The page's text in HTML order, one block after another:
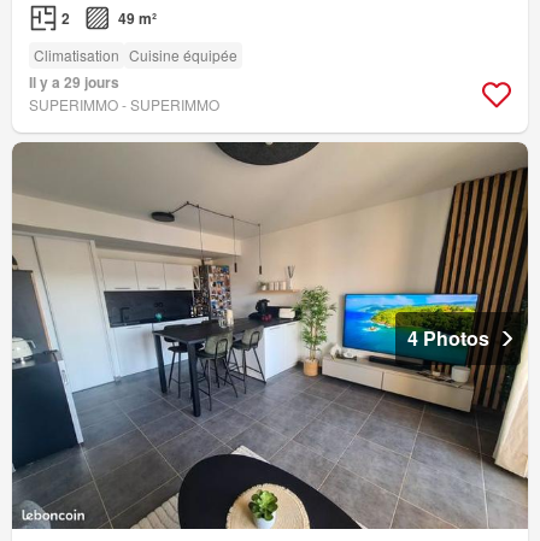
2 49 m²
Climatisation Cuisine équipée
Il y a 29 jours
SUPERIMMO - SUPERIMMO
4 Photos